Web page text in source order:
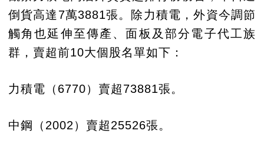
倒貨高達7萬3881張。除力積電，外資今調節
觸角也延伸至傳產、面板及部分電子代工族
群，賣超前10大個股名單如下：
力積電（6770）賣超73881張。
中鋼（2002）賣超25526張。